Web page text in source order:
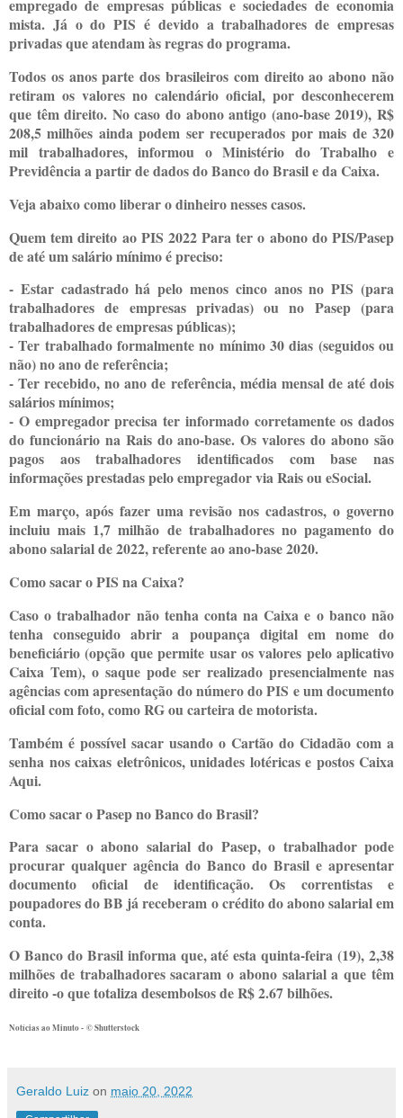
empregado de empresas públicas e sociedades de economia
mista. Já o do PIS é devido a trabalhadores de empresas
privadas que atendam às regras do programa.
Todos os anos parte dos brasileiros com direito ao abono não
retiram os valores no calendário oficial, por desconhecerem
que têm direito. No caso do abono antigo (ano-base 2019), R$
208,5 milhões ainda podem ser recuperados por mais de 320
mil trabalhadores, informou o Ministério do Trabalho e
Previdência a partir de dados do Banco do Brasil e da Caixa.
Veja abaixo como liberar o dinheiro nesses casos.
Quem tem direito ao PIS 2022 Para ter o abono do PIS/Pasep
de até um salário mínimo é preciso:
- Estar cadastrado há pelo menos cinco anos no PIS (para
trabalhadores de empresas privadas) ou no Pasep (para
trabalhadores de empresas públicas);
- Ter trabalhado formalmente no mínimo 30 dias (seguidos ou
não) no ano de referência;
- Ter recebido, no ano de referência, média mensal de até dois
salários mínimos;
- O empregador precisa ter informado corretamente os dados
do funcionário na Rais do ano-base. Os valores do abono são
pagos aos trabalhadores identificados com base nas
informações prestadas pelo empregador via Rais ou eSocial.
Em março, após fazer uma revisão nos cadastros, o governo
incluiu mais 1,7 milhão de trabalhadores no pagamento do
abono salarial de 2022, referente ao ano-base 2020.
Como sacar o PIS na Caixa?
Caso o trabalhador não tenha conta na Caixa e o banco não
tenha conseguido abrir a poupança digital em nome do
beneficiário (opção que permite usar os valores pelo aplicativo
Caixa Tem), o saque pode ser realizado presencialmente nas
agências com apresentação do número do PIS e um documento
oficial com foto, como RG ou carteira de motorista.
Também é possível sacar usando o Cartão do Cidadão com a
senha nos caixas eletrônicos, unidades lotéricas e postos Caixa
Aqui.
Como sacar o Pasep no Banco do Brasil?
Para sacar o abono salarial do Pasep, o trabalhador pode
procurar qualquer agência do Banco do Brasil e apresentar
documento oficial de identificação. Os correntistas e
poupadores do BB já receberam o crédito do abono salarial em
conta.
O Banco do Brasil informa que, até esta quinta-feira (19), 2,38
milhões de trabalhadores sacaram o abono salarial a que têm
direito -o que totaliza desembolsos de R$ 2.67 bilhões.
Notícias ao Minuto - © Shutterstock
Geraldo Luiz on maio 20, 2022